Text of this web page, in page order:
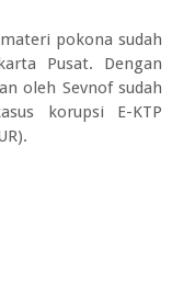
pokona sudah
Pusat. Dengan
oleh Sevnof sudah
korupsi E-KTP